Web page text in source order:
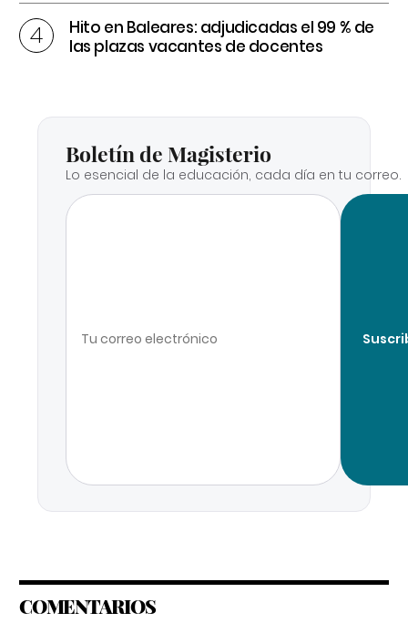
Hito en Baleares: adjudicadas el 99 % de
las plazas vacantes de docentes
Boletín de Magisterio
Lo esencial de la educación, cada día en tu correo.
COMENTARIOS